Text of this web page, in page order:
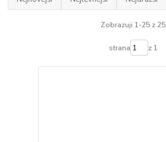
Zobrazuji 1-25 z 25
strana z 1